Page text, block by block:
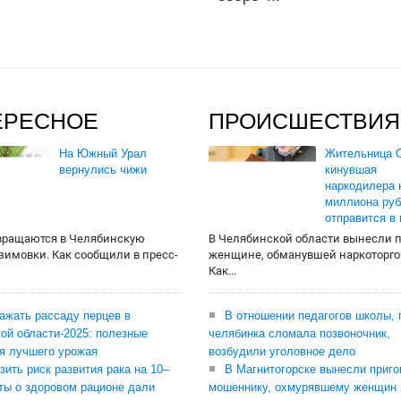
На Южный Урал
вернулись чижи
в Челябинскую
Как сообщили в пресс-
рассаду перцев в
области-2025: полезные
лучшего урожая
риск развития рака на 10–
о здоровом рационе дали
ПРОИСШЕСТВИЯ
Жительница
кинувшая
наркодилера
миллиона
отправится
В Челябинской области вынесли
женщине, обманувшей
Как...
В отношении педагогов школы,
челябинка сломала позвоночник,
возбудили уголовное дело
В Магнитогорске вынесли
мошеннику, охмурявшему женщин